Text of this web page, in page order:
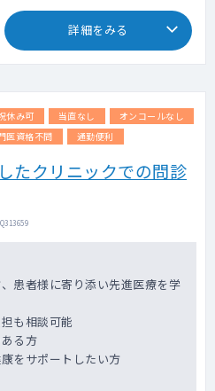
詳細をみる
休み可 当直なし
オンコールなし
医資格不問 通勤便利
たクリニックでの問診
患者様に寄り添い先進医療を学
も相談可能
る方
をサポートしたい方
い方